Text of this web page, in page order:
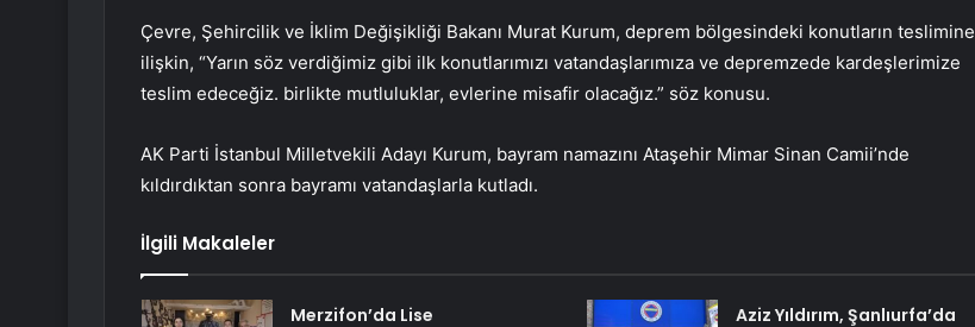
Çevre, Şehircilik ve İklim Değişikliği Bakanı Murat Kurum, deprem bölgesindeki konutların teslimine
ilişkin, “Yarın söz verdiğimiz gibi ilk konutlarımızı vatandaşlarımıza ve depremzede kardeşlerimize
teslim edeceğiz. birlikte mutluluklar, evlerine misafir olacağız.” söz konusu.
AK Parti İstanbul Milletvekili Adayı Kurum, bayram namazını Ataşehir Mimar Sinan Camii’nde
kıldırdıktan sonra bayramı vatandaşlarla kutladı.
İlgili Makaleler
Merzifon’da Lise
Aziz Yıldırım, Şanlıurfa’da